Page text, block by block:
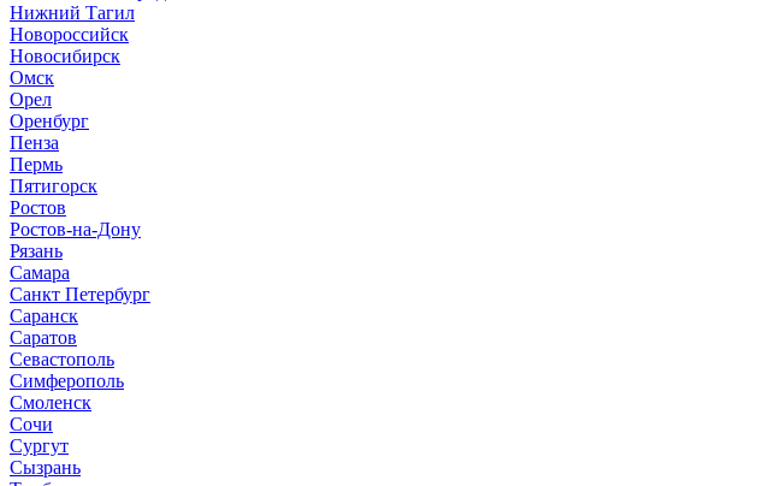
Нижний Тагил
Новороссийск
Новосибирск
Омск
Орел
Оренбург
Пенза
Пермь
Пятигорск
Ростов
Ростов-на-Дону
Рязань
Самара
Санкт Петербург
Саранск
Саратов
Севастополь
Симферополь
Смоленск
Сочи
Сургут
Сызрань